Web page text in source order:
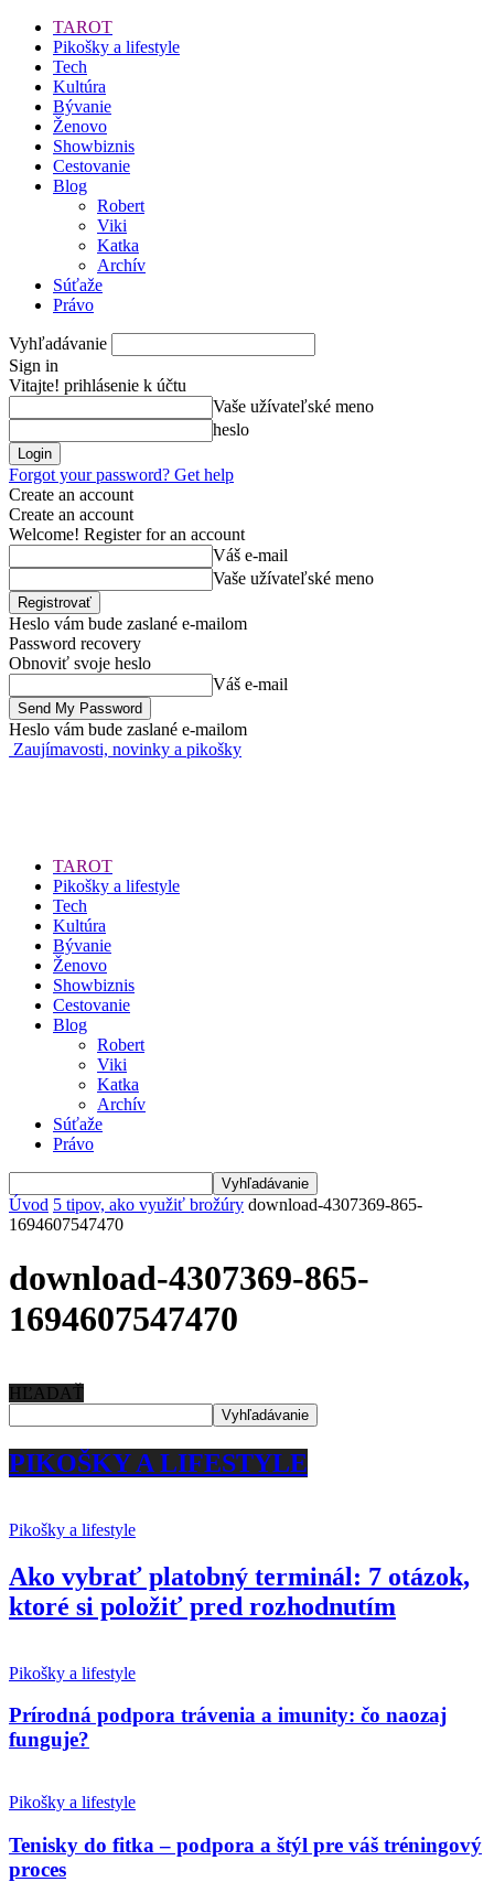
TAROT
Pikošky a lifestyle
Tech
Kultúra
Bývanie
Ženovo
Showbiznis
Cestovanie
Blog
Robert
Viki
Katka
Archív
Súťaže
Právo
Vyhľadávanie
Sign in
Vitajte! prihlásenie k účtu
Vaše užívateľské meno
heslo
Forgot your password? Get help
Create an account
Create an account
Welcome! Register for an account
Váš e-mail
Vaše užívateľské meno
Heslo vám bude zaslané e-mailom
Password recovery
Obnoviť svoje heslo
Váš e-mail
Heslo vám bude zaslané e-mailom
Zaujímavosti, novinky a pikošky
TAROT
Pikošky a lifestyle
Tech
Kultúra
Bývanie
Ženovo
Showbiznis
Cestovanie
Blog
Robert
Viki
Katka
Archív
Súťaže
Právo
Úvod 5 tipov, ako využiť brožúry download-4307369-865-
1694607547470
download-4307369-865-
1694607547470
HĽADAŤ
PIKOŠKY A LIFESTYLE
Pikošky a lifestyle
Ako vybrať platobný terminál: 7 otázok,
ktoré si položiť pred rozhodnutím
Pikošky a lifestyle
Prírodná podpora trávenia a imunity: čo naozaj
funguje?
Pikošky a lifestyle
Tenisky do fitka – podpora a štýl pre váš tréningový
proces